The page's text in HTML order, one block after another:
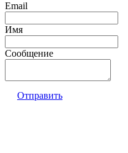
Email
Имя
Сообщение
Отправить